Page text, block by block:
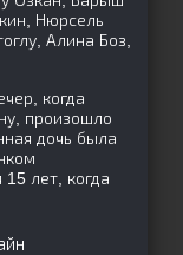
Нюрсель
Алина Боз,
когда
произошло
дочь была
15 лет, когда